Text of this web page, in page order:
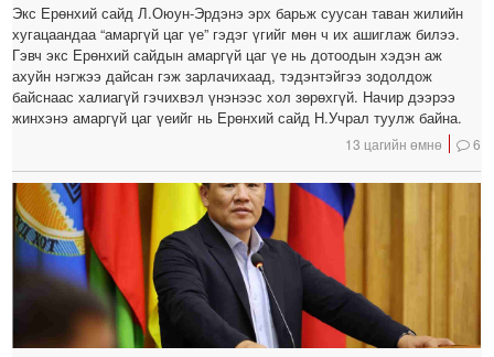
Экс Ерөнхий сайд Л.Оюун-Эрдэнэ эрх барьж суусан таван жилийн
хугацаандаа “амаргүй цаг үе” гэдэг үгийг мөн ч их ашиглаж билээ.
Гэвч экс Ерөнхий сайдын амаргүй цаг үе нь дотоодын хэдэн аж
ахуйн нэгжээ дайсан гэж зарлачихаад, тэдэнтэйгээ зодолдож
байснаас халиагүй гэчихвэл үнэнээс хол зөрөхгүй. Начир дээрээ
жинхэнэ амаргүй цаг үеийг нь Ерөнхий сайд Н.Учрал туулж байна.
13 цагийн өмнө 6